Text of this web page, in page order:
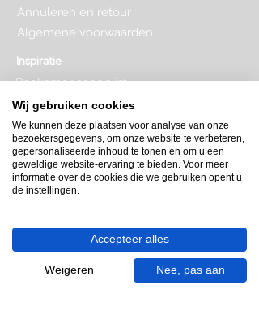
Annuleren en retour
Algemene voorwaarden
Inspiratie
Badkamer specialist
Complete badkamer
Badkamer kopen
Badkamer op maat
Badkamer indeling
Badkamer plattegrond
Badkamer verbouwen
Toilet renovatie
Visgraat tegels
Wij gebruiken cookies
We kunnen deze plaatsen voor analyse van onze
bezoekersgegevens, om onze website te verbeteren,
gepersonaliseerde inhoud te tonen en om u een
geweldige website-ervaring te bieden. Voor meer
informatie over de cookies die we gebruiken opent u
de instellingen.
Accepteer alles
Weigeren Nee, pas aan